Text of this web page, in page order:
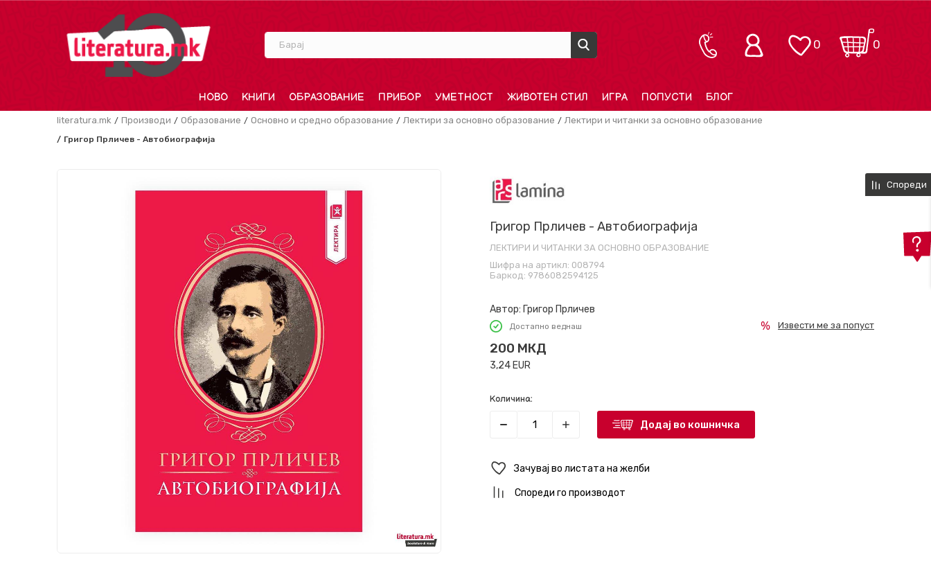
Барај 0
0
НОВО КНИГИ ОБРАЗОВАНИЕ ПРИБОР УМЕТНОСТ ЖИВОТЕН СТИЛ ИГРА ПОПУСТИ БЛОГ
literatura.mk Производи Образование Основно и средно образование Лектири за основно образование Лектири и читанки за основно образование
Григор Прличев - Автобиографија
Григор Прличев - Автобиографија
ЛЕКТИРИ И ЧИТАНКИ ЗА ОСНОВНО ОБРАЗОВАНИЕ
Шифра на артикл: 008794
Баркод: 9786082594125
Автор: Григор Прличев
Достапно веднаш
200 МКД
3,24EUR
Извести ме за попуст
Количина:
Додај во кошничка
Зачувај во листата на желби
Спореди го производот
Спореди